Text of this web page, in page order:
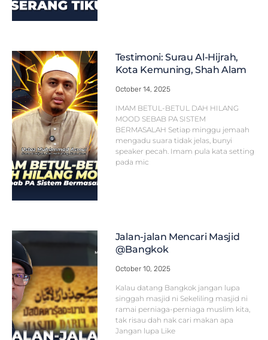
Testimoni: Surau Al-Hijrah,
Kota Kemuning, Shah Alam
October 14, 2025
IMAM BETUL-BETUL DAH HILANG
MOOD SEBAB PA SISTEM
BERMASALAH Setiap minggu jemaah
mengadu suara tidak jelas, bunyi
speaker pecah. Imam pula kata setting
pada mic
Jalan-jalan Mencari Masjid
@Bangkok
October 10, 2025
Kalau datang Bangkok jangan lupa
singgah masjid ni Sekeliling masjid ni
ramai perniaga-perniaga muslim kita,
tak risau dah nak cari makan apa
Jangan lupa Like